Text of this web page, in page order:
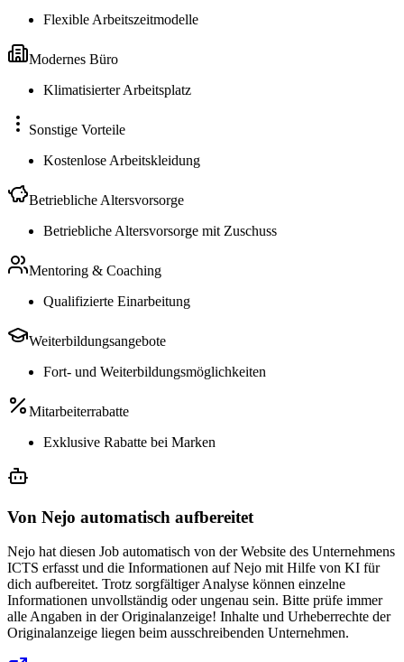
Flexible Arbeitszeitmodelle
Modernes Büro
Klimatisierter Arbeitsplatz
Sonstige Vorteile
Kostenlose Arbeitskleidung
Betriebliche Altersvorsorge
Betriebliche Altersvorsorge mit Zuschuss
Mentoring & Coaching
Qualifizierte Einarbeitung
Weiterbildungsangebote
Fort- und Weiterbildungsmöglichkeiten
Mitarbeiterrabatte
Exklusive Rabatte bei Marken
Von Nejo automatisch aufbereitet
Nejo hat diesen Job automatisch von der Website des Unternehmens
ICTS erfasst und die Informationen auf Nejo mit Hilfe von KI für
dich aufbereitet. Trotz sorgfältiger Analyse können einzelne
Informationen unvollständig oder ungenau sein. Bitte prüfe immer
alle Angaben in der Originalanzeige! Inhalte und Urheberrechte der
Originalanzeige liegen beim ausschreibenden Unternehmen.